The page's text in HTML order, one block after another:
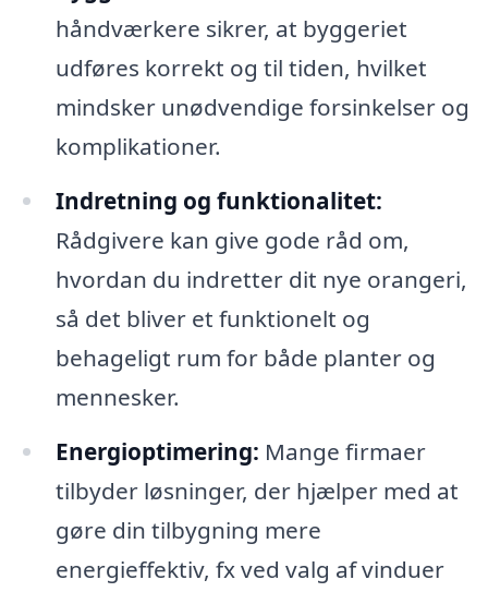
håndværkere sikrer, at byggeriet
udføres korrekt og til tiden, hvilket
mindsker unødvendige forsinkelser og
komplikationer.
Indretning og funktionalitet:
Rådgivere kan give gode råd om,
hvordan du indretter dit nye orangeri,
så det bliver et funktionelt og
behageligt rum for både planter og
mennesker.
Energioptimering: Mange firmaer
tilbyder løsninger, der hjælper med at
gøre din tilbygning mere
energieffektiv, fx ved valg af vinduer